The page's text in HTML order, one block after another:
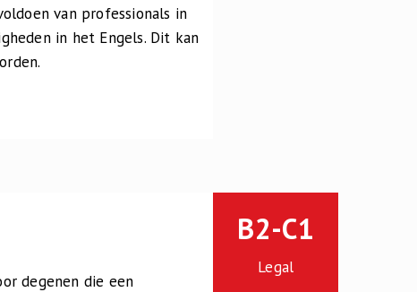
van professionals in
in het Engels. Dit kan
degenen die een
B2-C1
Legal